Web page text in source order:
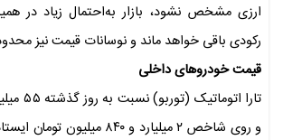
ارزی مشخص نشود، بازار به‌احتمال زیاد در
رکودی باقی خواهد ماند و نوسانات قیمت نیز
قیمت خودروهای داخلی
تارا
و روی شاخص ۲ میلیارد و ۸۴۰